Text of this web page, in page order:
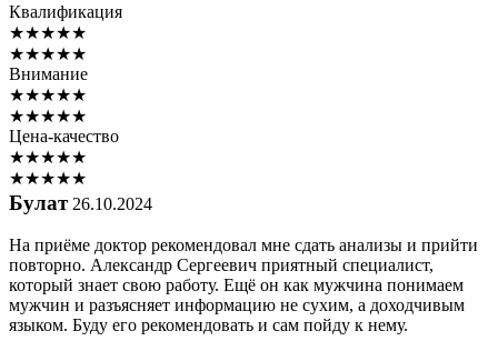
Квалификация
★★★★★
★★★★★
Внимание
★★★★★
★★★★★
Цена-качество
★★★★★
★★★★★
Булат 26.10.2024
На приёме доктор рекомендовал мне сдать анализы и прийти
повторно. Александр Сергеевич приятный специалист,
который знает свою работу. Ещё он как мужчина понимаем
мужчин и разъясняет информацию не сухим, а доходчивым
языком. Буду его рекомендовать и сам пойду к нему.